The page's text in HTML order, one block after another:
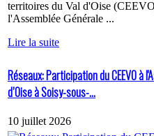
territoires du Val d'Oise
l'Assemblée Générale ...
Lire la suite
Réseaux: Participation du CEEVO à
d’Oise à Soisy-sous-...
10 juillet 2026